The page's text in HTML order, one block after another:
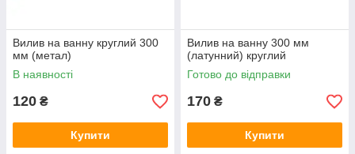
Вилив на ванну круглий 300
мм (метал)
В наявності
120 ₴
Купити
Вилив на ванну 300 мм
(латунний) круглий
Готово до відправки
170 ₴
Купити